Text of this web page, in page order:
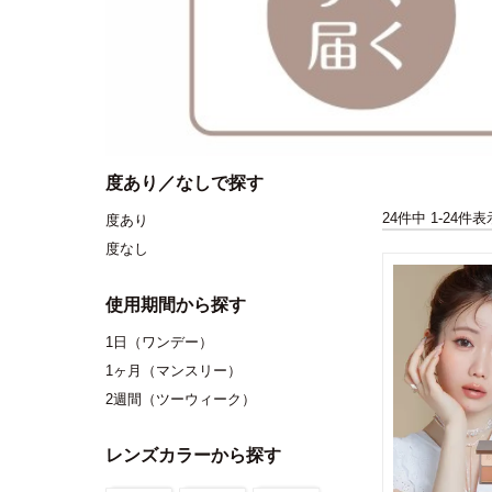
度あり／なしで探す
度あり
度なし
使用期間から探す
1日（ワンデー）
1ヶ月（マンスリー）
2週間（ツーウィーク）
レンズカラーから探す
24件中 1-24件表